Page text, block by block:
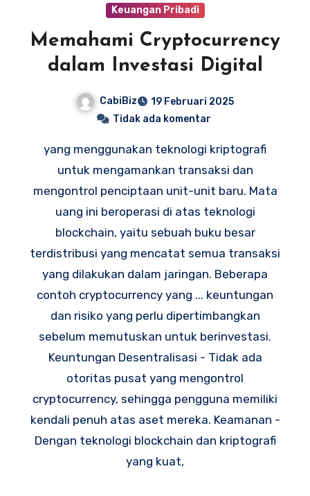
Keuangan Pribadi
Memahami Cryptocurrency
dalam Investasi Digital
CabiBiz
19 Februari 2025
Tidak ada komentar
yang menggunakan teknologi kriptografi
untuk mengamankan transaksi dan
mengontrol penciptaan unit-unit baru. Mata
uang ini beroperasi di atas teknologi
blockchain, yaitu sebuah buku besar
terdistribusi yang mencatat semua transaksi
yang dilakukan dalam jaringan. Beberapa
contoh cryptocurrency yang ... keuntungan
dan risiko yang perlu dipertimbangkan
sebelum memutuskan untuk berinvestasi.
Keuntungan Desentralisasi - Tidak ada
otoritas pusat yang mengontrol
cryptocurrency, sehingga pengguna memiliki
kendali penuh atas aset mereka. Keamanan -
Dengan teknologi blockchain dan kriptografi
yang kuat,